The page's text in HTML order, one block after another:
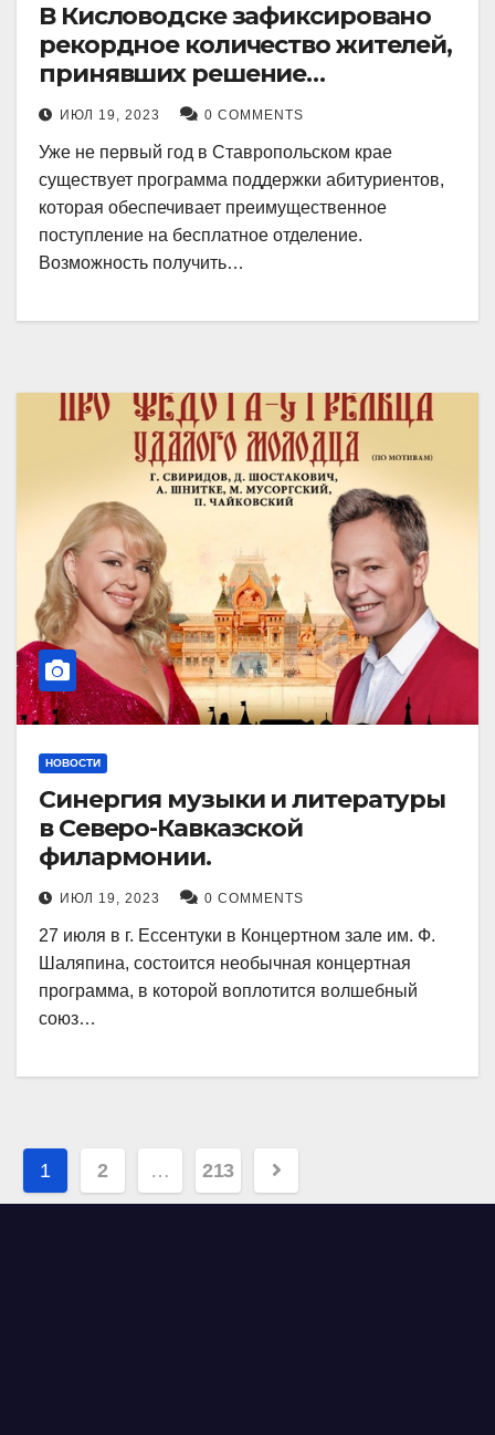
В Кисловодске зафиксировано
рекордное количество жителей,
принявших решение
воспользоваться
установленными мерами, с
целью поступления в
медицинский вуз в районе.
ИЮЛ 19, 2023 0 COMMENTS
Уже не первый год в Ставропольском крае
существует программа поддержки абитуриентов,
которая обеспечивает преимущественное
поступление на бесплатное отделение.
Возможность получить…
НОВОСТИ
Синергия музыки и литературы
в Северо-Кавказской
филармонии.
ИЮЛ 19, 2023 0 COMMENTS
27 июля в г. Ессентуки в Концертном зале им. Ф.
Шаляпина, состоится необычная концертная
программа, в которой воплотится волшебный
союз…
Навигация
по
1 2 … 213